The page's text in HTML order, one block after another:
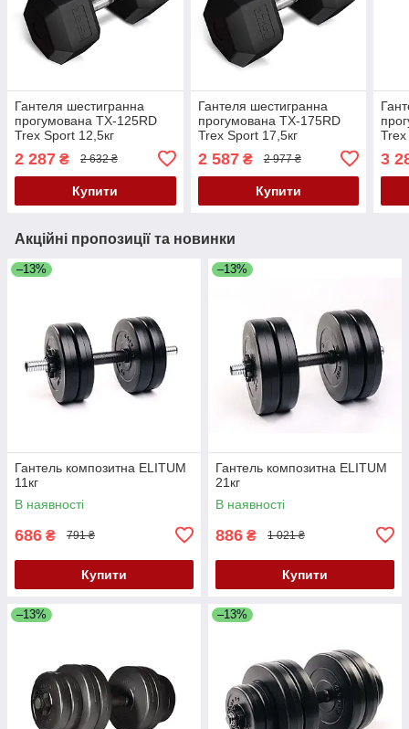
Гантеля шестигранна
прогумована TX-125RD
Trex Sport 12,5кг
2 287 ₴ 2 632 ₴
Купити
Гантеля шестигранна
прогумована TX-175RD
Trex Sport 17,5кг
2 587₴ 2 977 ₴
Купити
Trex
3
Акційні пропозиції та новинки
–13%
Гантель композитна ELITUM
11кг
В наявності
686 ₴ 791 ₴
Купити
–13%
Гантель композитна ELITUM
21кг
В наявності
886 ₴ 1 021 ₴
Купити
–13% –13%